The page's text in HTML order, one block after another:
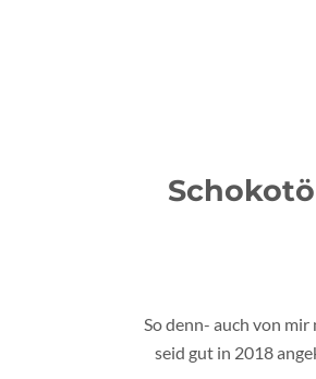
So denn- auch von
seid gut in 2018